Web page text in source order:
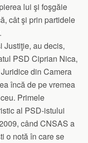
lui şi foşgăie
cât şi prin partidele
Justiţie, au decis,
PSD Ciprian Nica,
din Camera
încă de pe vremea
Primele
al PSD-istului
când CNSAS a
o notă în care se